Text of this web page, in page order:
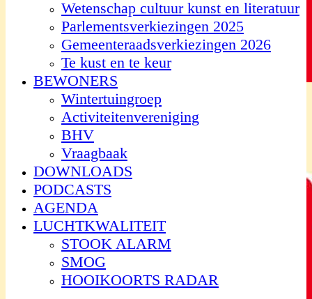
Wetenschap cultuur kunst en literatuur
Parlementsverkiezingen 2025
Gemeenteraadsverkiezingen 2026
Te kust en te keur
BEWONERS
Wintertuingroep
Activiteitenvereniging
BHV
Vraagbaak
DOWNLOADS
PODCASTS
AGENDA
LUCHTKWALITEIT
STOOK ALARM
SMOG
HOOIKOORTS RADAR